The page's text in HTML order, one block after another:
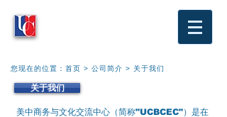
您现在的位置： 首页 > 公司简介 > 关于我们
关于我们
美中商务与文化交流中心（简称"UCBCEC"）是在